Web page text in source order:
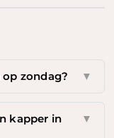
zondag? ▼
kapper in
▼